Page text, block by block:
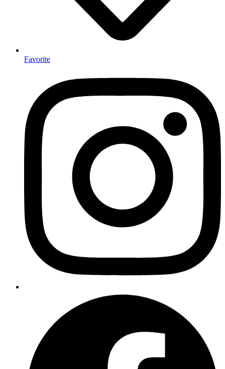
Favorite